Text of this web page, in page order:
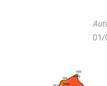
01/